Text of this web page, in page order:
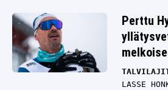
Perttu
LASSE